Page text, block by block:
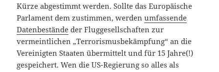
Kürze abgestimmt werden. Sollte das Europäische
Parlament dem zustimmen, werdenumfassende
Datenbestände der Fluggesellschaften zur
vermeintlichen „Terrorismusbekämpfung“ an die
Vereinigten Staaten übermittelt und für 15 Jahre(!)
gespeichert. Wen die US-Regierung so alles als